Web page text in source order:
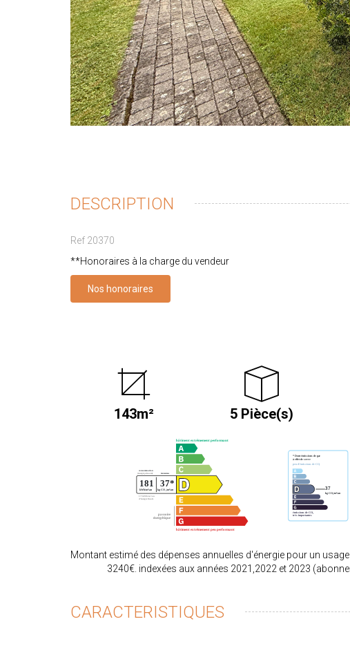
DESCRIPTION
Ref 20370
**Honoraires à la charge du vendeur
Nos honoraires
143m² 5 Pièce(s)
Montant estimé des dépenses annuelles d'énergie pour un
3240€. indexées aux années 2021,2022 et 2023
CARACTERISTIQUES